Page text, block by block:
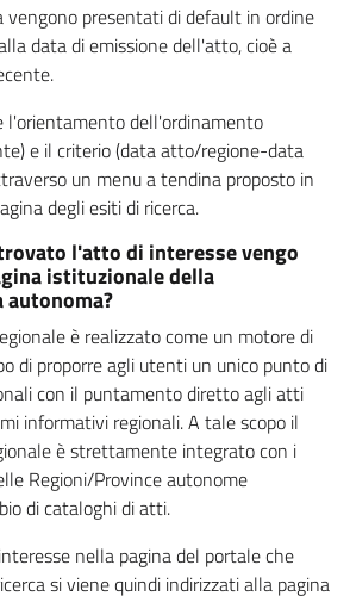
vengono presentati di default in ordine
data di emissione dell'atto, cioè a
l'orientamento dell'ordinamento
e il criterio (data atto/regione-data
un menu a tendina proposto in
degli esiti di ricerca.
l'atto di interesse vengo
istituzionale della
è realizzato come un motore di
di proporre agli utenti un unico punto di
con il puntamento diretto agli atti
informativi regionali. A tale scopo il
è strettamente integrato con i
Regioni/Province autonome
di cataloghi di atti.
nella pagina del portale che
si viene quindi indirizzati alla pagina